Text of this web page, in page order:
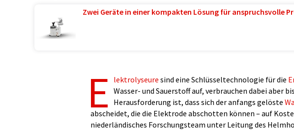
Zwei Geräte in einer kompakten Lösung für anspruchsvolle
E lektrolyseure sind eine Schlüsseltechnologie für die
Wasser- und Sauerstoff auf, verbrauchen dabei aber
Herausforderung ist, dass sich der anfangs gelöste
abscheidet, die die Elektrode abschotten können – auf
niederländisches Forschungsteam unter Leitung des